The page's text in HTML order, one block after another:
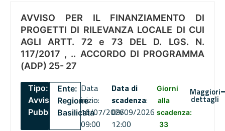
AVVISO PER IL FINANZIAMENTO DI
PROGETTI DI RILEVANZA LOCALE DI CUI
AGLI ARTT. 72 e 73 DEL D. LGS. N.
117/2017 , .. ACCORDO DI PROGRAMMA
(ADP) 25- 27
Tipo:
Avviso
Pubblico
Ente:
Regione
Basilicata
Data
inizio:
16/07/2026
09:00
Data di
scadenza:
09/09/2026
12:00
Giorni
alla
scadenza:
33
Maggiori
dettagli